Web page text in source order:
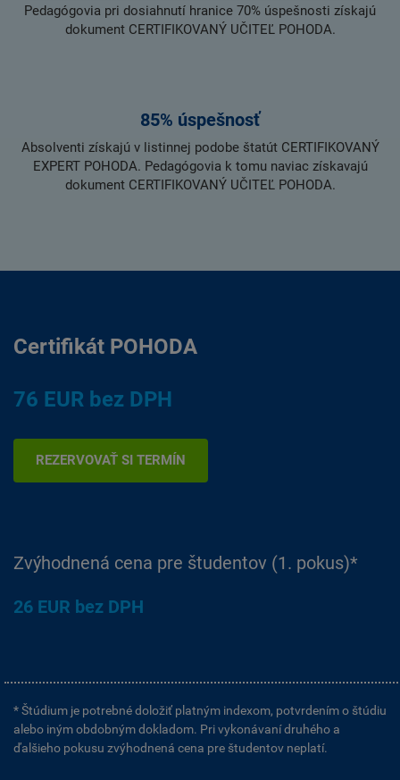
Pedagógovia pri dosiahnutí hranice 70% úspešnosti získajú
dokument CERTIFIKOVANÝ UČITEĽ POHODA.
85% úspešnosť
Absolventi získajú v listinnej podobe štatút CERTIFIKOVANÝ
EXPERT POHODA. Pedagógovia k tomu naviac získavajú
dokument CERTIFIKOVANÝ UČITEĽ POHODA.
Certifikát POHODA
76 EUR bez DPH
REZERVOVAŤ SI TERMÍN
Zvýhodnená cena pre študentov (1. pokus)*
26 EUR bez DPH
* Štúdium je potrebné doložiť platným indexom, potvrdením o štúdiu
alebo iným obdobným dokladom. Pri vykonávaní druhého a
ďalšieho pokusu zvýhodnená cena pre študentov neplatí.